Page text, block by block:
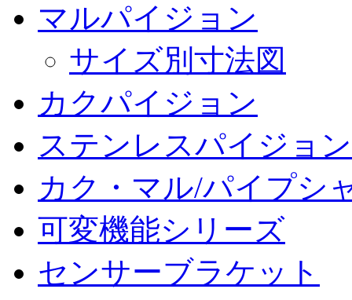
マルパイジョン
サイズ別寸法図
カクパイジョン
ステンレスパイジョン
カク・マル/パイプシ
可変機能シリーズ
センサーブラケット